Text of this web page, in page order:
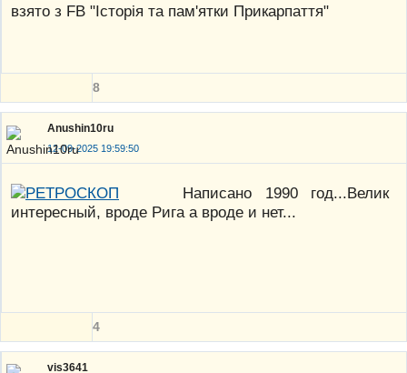
взято з FB "Історія та пам'ятки Прикарпаття"
8
Anushin10ru
12-09-2025 19:59:50
Написано 1990 год...Велик
интересный, вроде Рига а вроде и нет...
4
vis3641